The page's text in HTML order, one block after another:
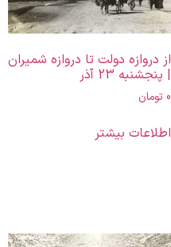
از دروازه دولت تا دروازه شمیران
| پنجشنبه 23 آذر
0 تومان
اطلاعات بیشتر